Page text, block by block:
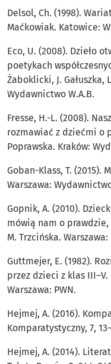
Delsol, Ch. (1998).
Maćkowiak. Katowice:
Eco, U. (2008). Dzieło
poetykach
Żaboklicki, J. Gałuszka,
Wydawnictwo W.A.B.
Fresse, H.-L. (2008).
rozmawiać z dziećmi o
Poprawska. Kraków:
Goban-Klass, T. (2015).
Warszawa:
Gopnik, A. (2010).
mówią nam o prawdzie,
M. Trzcińska.
Guttmejer, E. (1982).
przez dzieci z klas
Warszawa: PWN.
Hejmej, A. (2016).
Komparatystyczny, 7,
Hejmej, A. (2014).